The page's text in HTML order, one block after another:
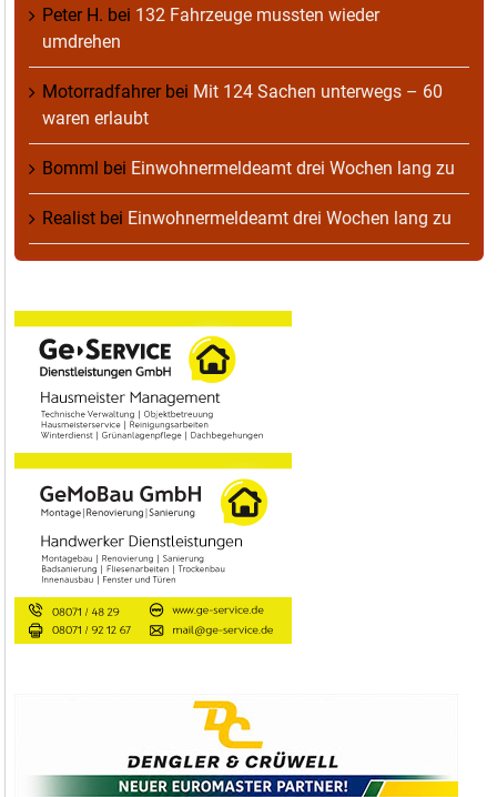
Peter H. bei 132 Fahrzeuge mussten wieder
umdrehen
Motorradfahrerbei Mit 124 Sachen unterwegs – 60
waren erlaubt
Bomml bei Einwohnermeldeamt drei Wochen lang zu
Realist bei Einwohnermeldeamt drei Wochen lang zu